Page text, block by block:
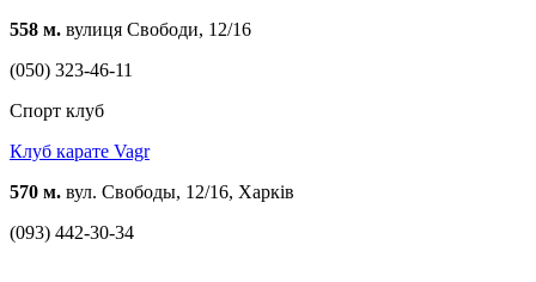
558 м. вулиця Свободи, 12/16
(050) 323-46-11
Спорт клуб
Клуб карате Vagr
570 м. вул. Свободы, 12/16, Харків
(093) 442-30-34